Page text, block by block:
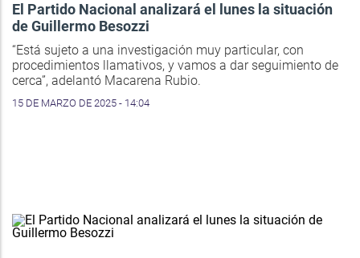
El Partido Nacional analizará el lunes la situación
de Guillermo Besozzi
“Está sujeto a una investigación muy particular, con
procedimientos llamativos, y vamos a dar seguimiento de
cerca”, adelantó Macarena Rubio.
15 DE MARZO DE 2025 - 14:04